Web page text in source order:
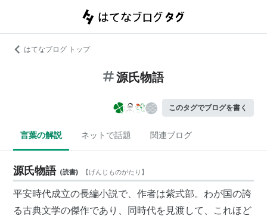
はてなブログ トップ
源氏物語
このタグでブログを書く
言葉の解説 ネットで話題 関連ブログ
源氏物語 (読書) 【げんじものがたり 】
平安時代成立の長編小説で、作者は紫式部。わが国の誇
る古典文学の傑作であり、同時代を見渡して、これほど